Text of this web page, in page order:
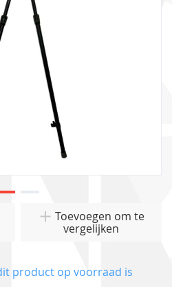
Toevoegen om te
vergelijken
product op voorraad is